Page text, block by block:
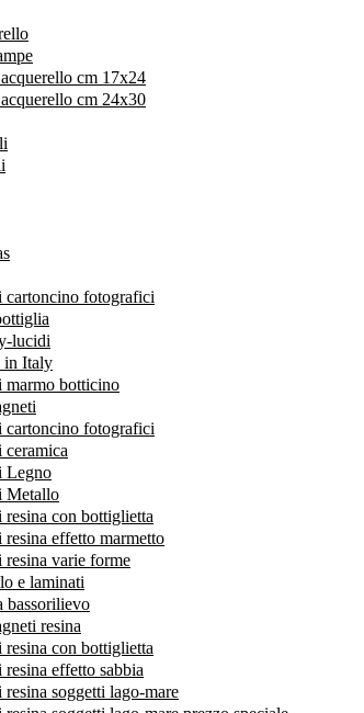
cm 17x24
cm 24x30
cartoncino fotografici
lucidi
in Italy
marmo botticino
cartoncino fotografici
ceramica
Legno
Metallo
resina con bottiglietta
resina effetto marmetto
resina varie forme
e laminati
bassorilievo
resina
resina con bottiglietta
resina effetto sabbia
resina soggetti lago-mare